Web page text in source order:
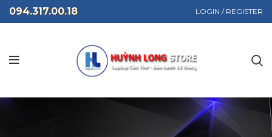
094.317.00.18 LOGIN / REGISTER